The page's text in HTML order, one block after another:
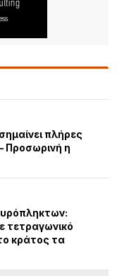
πλήρες
Προσωρινή η
τετραγωνικό
κράτος τα